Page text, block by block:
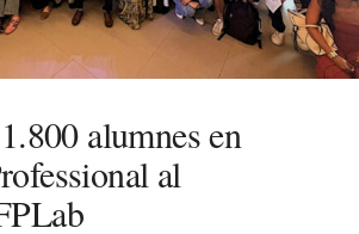
alumnes en
al